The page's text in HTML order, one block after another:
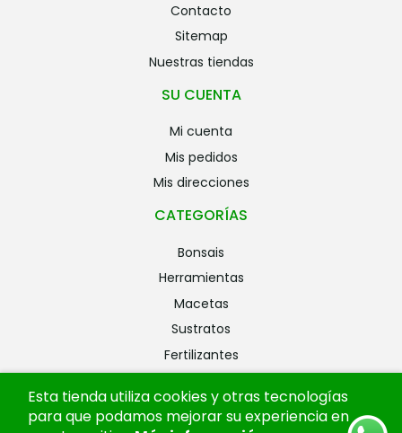
contacto
sitemap
nuestras tiendas
SU CUENTA
mi cuenta
mis pedidos
mis direcciones
CATEGORÍAS
bonsais
herramientas
macetas
sustratos
fertilizantes
alambres
Esta tienda utiliza cookies y otras tecnologías
para que podamos mejorar su experiencia en